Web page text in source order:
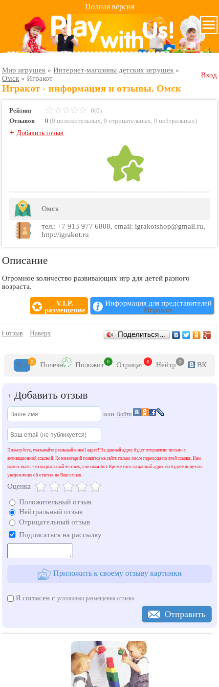
Полная версия
Мир игрушек »Интернет-магазины детских игрушек »
Омск »Игракот Вход
Игракот - информация и отзывы. Омск
Рейтинг
0(0)
Отзывов
0 (0 положительных,0 отрицательных,0 нейтральных)
+Добавить отзыв
Омск
тел.: +7 913 977 6808, email: igrakotshop@gmail.ru,
http://igrakot.ru
Описание
Огромное количество развивающих игр для детей разного
возраста.
V.I.P.
размещение
Информация для представителей
Игракот
Отзывы
отзыв Наверх Поделиться…
Все 0 Полезн Положит 0 Отрицат 0 Нейтр 0 ВК
+ Добавить отзыв
илиВойти
Пожалуйста, указывайте реальный e-mail адрес! На данный адрес будет отправлено письмо с
активационной ссылкой. Комментарий появится на сайте только после перехода по этой ссылке. Нам
важно знать, что вы реальный человек, а не спам-бот. Кроме того на данный адрес вы будете получать
уведомления об ответах на Ваш отзыв.
Оценка
Положительный отзыв
Нейтральный отзыв
Отрицательный отзыв
Подписаться на рассылку
Приложить к своему отзыву картинки
Я согласен сусловиями размещения отзыва
Отправить